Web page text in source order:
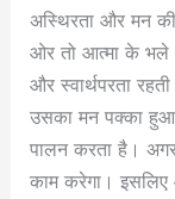
अस्थिरता और मन की
ओर तो आत्मा के भले
और स्वार्थपरता
उसका मन पक्का हुआ
पालन करता है। अगर
काम करेगा। इसलिए